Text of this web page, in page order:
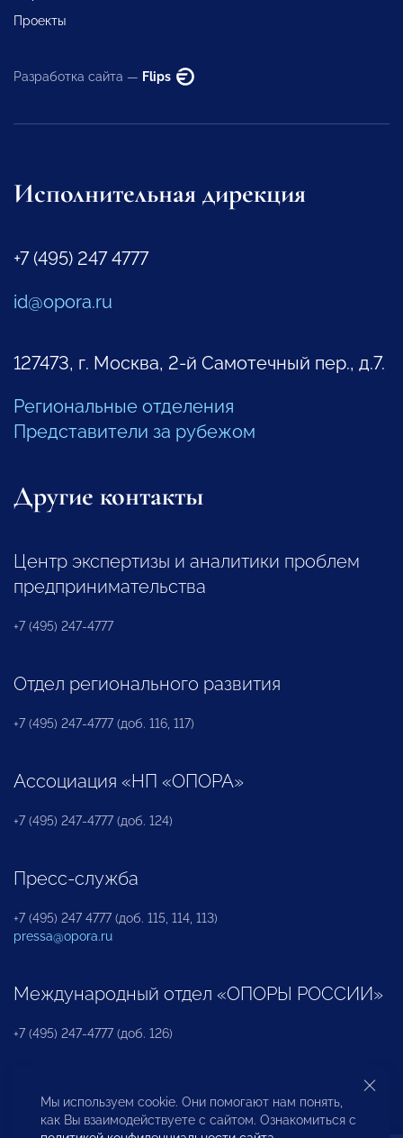
Проекты
Разработка сайта — Flips
Исполнительная дирекция
+7 (495) 247 4777
id@opora.ru
127473, г. Москва, 2-й Самотечный пер., д.7.
Региональные отделения
Представители за рубежом
Другие контакты
Центр экспертизы и аналитики проблем
предпринимательства
+7 (495) 247-4777
Отдел регионального развития
+7 (495) 247-4777 (доб. 116, 117)
Ассоциация «НП «ОПОРА»
+7 (495) 247-4777 (доб. 124)
Пресс-служба
+7 (495) 247 4777 (доб. 115, 114, 113)
pressa@opora.ru
Международный отдел «ОПОРЫ РОССИИ»
+7 (495) 247-4777 (доб. 126)
Бюро по защите прав предпринимателей и
инвесторов
Мы используем cookie. Они помогают нам понять,
как Вы взаимодействуете с сайтом. Ознакомиться с